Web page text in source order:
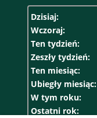
Dzisiaj:
Wczoraj:
Ten tydzień:
Zeszły tydzień:
Ten miesiąc:
Ubiegły miesiąc:
W tym roku:
Ostatni rok: